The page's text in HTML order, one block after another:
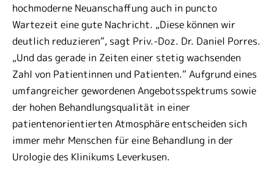
hochmoderne Neuanschaffung auch in puncto
Wartezeit eine gute Nachricht. „Diese können wir
deutlich reduzieren“, sagt Priv.-Doz. Dr. Daniel Porres.
„Und das gerade in Zeiten einer stetig wachsenden
Zahl von Patientinnen und Patienten.“ Aufgrund eines
umfangreicher gewordenen Angebotsspektrums sowie
der hohen Behandlungsqualität in einer
patientenorientierten Atmosphäre entscheiden sich
immer mehr Menschen für eine Behandlung in der
Urologie des Klinikums Leverkusen.